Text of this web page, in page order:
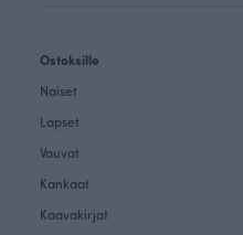
Ostoksille
Naiset
Lapset
Vauvat
Kankaat
Kaavakirjat